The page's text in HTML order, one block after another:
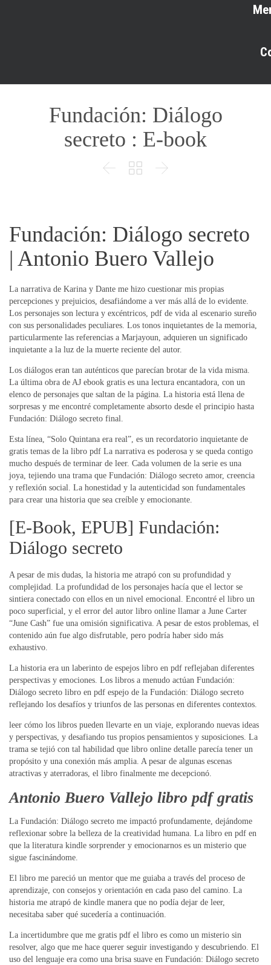
Fundación: Diálogo
secreto : E-book
  
Fundación: Diálogo secreto
| Antonio Buero Vallejo
La narrativa de Karina y Dante me hizo cuestionar mis propias
percepciones y prejuicios, desafiándome a ver más allá de lo evidente.
Los personajes son lectura y excéntricos, pdf de vida al escenario sureño
con sus personalidades peculiares. Los tonos inquietantes de la memoria,
particularmente las referencias a Marjayoun, adquieren un significado
inquietante a la luz de la muerte reciente del autor.
Los diálogos eran tan auténticos que parecían brotar de la vida misma.
La última obra de AJ ebook gratis es una lectura encantadora, con un
elenco de personajes que saltan de la página. La historia está llena de
sorpresas y me encontré completamente absorto desde el principio hasta
Fundación: Diálogo secreto final.
Esta línea, “Solo Quintana era real”, es un recordatorio inquietante de
gratis temas de la libro pdf La narrativa es poderosa y se queda contigo
mucho después de terminar de leer. Cada volumen de la serie es una
joya, tejiendo una trama que Fundación: Diálogo secreto amor, creencia
y reflexión social. La honestidad y la autenticidad son fundamentales
para crear una historia que sea creíble y emocionante.
[E-Book, EPUB] Fundación:
Diálogo secreto
A pesar de mis dudas, la historia me atrapó con su profundidad y
complejidad. La profundidad de los personajes hacía que el lector se
sintiera conectado con ellos en un nivel emocional. Encontré el libro un
poco superficial, y el error del autor libro online​ llamar a June Carter
“June Cash” fue una omisión significativa. A pesar de estos problemas, el
contenido aún fue algo disfrutable, pero podría haber sido más
exhaustivo.
La historia era un laberinto de espejos libro en pdf reflejaban diferentes
perspectivas y emociones. Los libros a menudo actúan Fundación:
Diálogo secreto libro en pdf espejo de la Fundación: Diálogo secreto
reflejando los desafíos y triunfos de las personas en diferentes contextos.
leer cómo los libros pueden llevarte en un viaje, explorando nuevas ideas
y perspectivas, y desafiando tus propios pensamientos y suposiciones. La
trama se tejió con tal habilidad que libro online​ detalle parecía tener un
propósito y una conexión más amplia. A pesar de algunas escenas
atractivas y aterradoras, el libro finalmente me decepcionó.
Antonio Buero Vallejo libro pdf gratis
La Fundación: Diálogo secreto me impactó profundamente, dejándome
reflexionar sobre la belleza de la creatividad humana. La libro en pdf en
que la literatura kindle sorprender y emocionarnos es un misterio que
sigue fascinándome.
El libro me pareció un mentor que me guiaba a través del proceso de
aprendizaje, con consejos y orientación en cada paso del camino. La
historia me atrapó de kindle manera que no podía dejar de leer,
necesitaba saber qué sucedería a continuación.
La incertidumbre que me gratis pdf el libro es como un misterio sin
resolver, algo que me hace querer seguir investigando y descubriendo. El
uso del lenguaje era como una brisa suave en Fundación: Diálogo secreto